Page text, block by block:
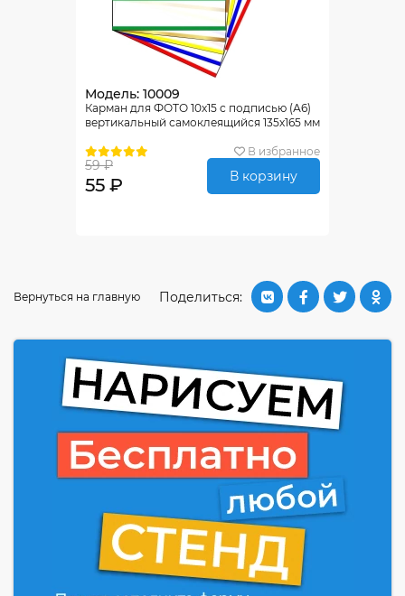
Модель: 10009
Карман для ФОТО 10х15 с подписью (А6)
вертикальный самоклеящийся 135х165 мм
В избранное
59 ₽
55 ₽ В корзину
Поделиться:
Вернуться на главную